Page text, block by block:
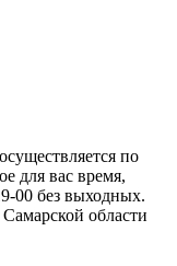
по
для вас время,
00 без выходных.
области